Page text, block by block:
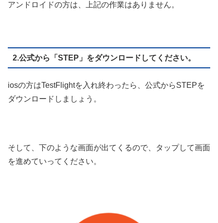
アンドロイドの方は、上記の作業はありません。
2.公式から「STEP」をダウンロードしてください。
iosの方はTestFlightを入れ終わったら、公式からSTEPを
ダウンロードしましょう。
そして、下のような画面が出てくるので、タップして画面
を進めていってください。